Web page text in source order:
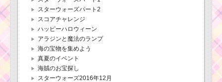
スターウォーズパート2
スコアチャレンジ
ハッピーハロウィーン
アラジンと魔法のランプ
海の宝物を集めよう
真夏のイベント
海賊のお宝探し
スターウォーズ2016年12月